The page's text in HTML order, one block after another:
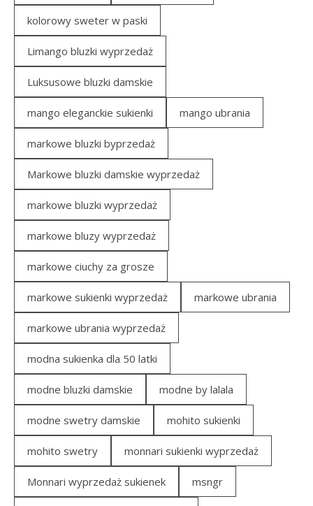
kolorowy sweter w paski
Limango bluzki wyprzedaż
Luksusowe bluzki damskie
mango eleganckie sukienki mango ubrania
markowe bluzki byprzedaż
Markowe bluzki damskie wyprzedaż
markowe bluzki wyprzedaż
markowe bluzy wyprzedaż
markowe ciuchy za grosze
markowe sukienki wyprzedaż markowe ubrania
markowe ubrania wyprzedaż
modna sukienka dla 50 latki
modne bluzki damskie modne by lalala
modne swetry damskie mohito sukienki
mohito swetry monnari sukienki wyprzedaż
Monnari wyprzedaż sukienek msngr